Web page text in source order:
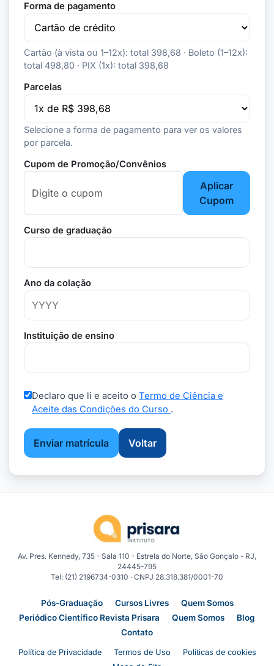
Forma de pagamento
Cartão (à vista ou 1–12x): total 398,68 · Boleto (1–12x):
total 498,80 · PIX (1x): total 398,68
Parcelas
Selecione a forma de pagamento para ver os valores
por parcela.
Cupom de Promoção/Convênios
Aplicar
Cupom
Curso de graduação
Ano da colação
Instituição de ensino
Declaro que li e aceito o Termo de Ciência e
Aceite das Condições do Curso .
Enviar matrícula Voltar
Av. Pres. Kennedy, 735 - Sala 110 - Estrela do Norte, São Gonçalo - RJ,
24445-795
Tel: (21) 2196734-0310 · CNPJ 28.318.381/0001-70
Pós-Graduação Cursos Livres
Quem Somos
Periódico Científico Revista Prisara
Quem Somos
Blog
Contato
Política de Privacidade Termos de Uso
Políticas de cookies